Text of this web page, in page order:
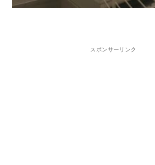
スポンサーリンク